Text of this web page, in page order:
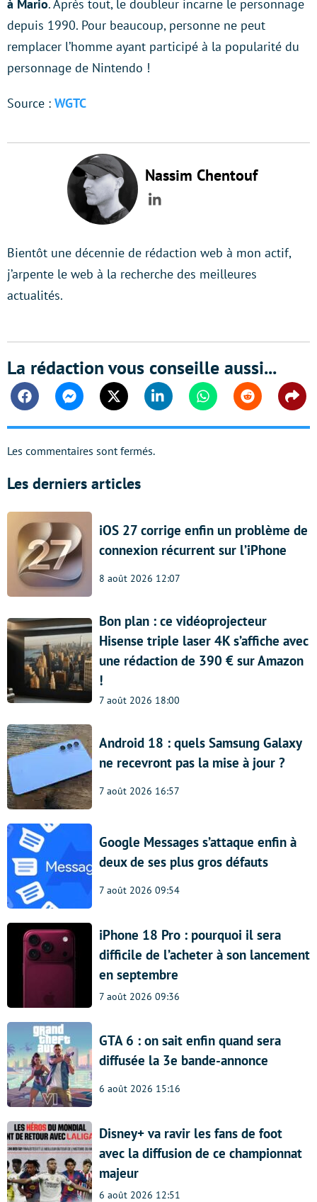
à Mario. Après tout, le doubleur incarne le personnage
depuis 1990. Pour beaucoup, personne ne peut
remplacer l’homme ayant participé à la popularité du
personnage de Nintendo !
Source : WGTC
Nassim Chentouf
LinkedIn
Bientôt une décennie de rédaction web à mon actif,
j’arpente le web à la recherche des meilleures
actualités.
La rédaction vous conseille aussi...
FacebookMessengerTwitter Linkedin WhatsappReddit
Les commentaires sont fermés.
Les derniers articles
iOS 27 corrige enfin un problème de
connexion récurrent sur l’iPhone
8 août 2026 12:07
Bon plan : ce vidéoprojecteur
Hisense triple laser 4K s’affiche avec
une rédaction de 390 € sur Amazon
!
7 août 2026 18:00
Android 18 : quels Samsung Galaxy
ne recevront pas la mise à jour ?
7 août 2026 16:57
Google Messages s’attaque enfin à
deux de ses plus gros défauts
7 août 2026 09:54
iPhone 18 Pro : pourquoi il sera
difficile de l’acheter à son lancement
en septembre
7 août 2026 09:36
GTA 6 : on sait enfin quand sera
diffusée la 3e bande-annonce
6 août 2026 15:16
Disney+ va ravir les fans de foot
avec la diffusion de ce championnat
majeur
6 août 2026 12:51